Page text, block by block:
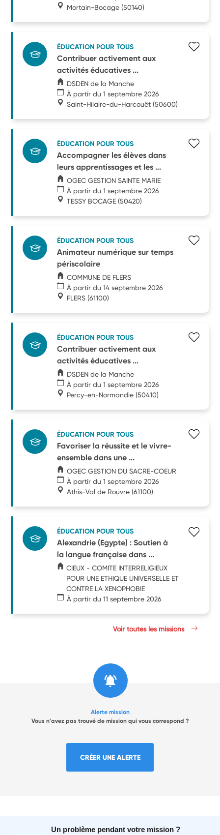
Mortain-Bocage (50140)
ÉDUCATION POUR TOUS
Contribuer activement aux
activités éducatives ...
DSDEN de la Manche
À partir du 1 septembre 2026
Saint-Hilaire-du-Harcouët (50600)
ÉDUCATION POUR TOUS
Accompagner les élèves dans
leurs apprentissages et les ...
OGEC GESTION SAINTE MARIE
À partir du 1 septembre 2026
TESSY BOCAGE (50420)
ÉDUCATION POUR TOUS
Animateur numérique sur temps
périscolaire
COMMUNE DE FLERS
À partir du 14 septembre 2026
FLERS (61100)
ÉDUCATION POUR TOUS
Contribuer activement aux
activités éducatives ...
DSDEN de la Manche
À partir du 1 septembre 2026
Percy-en-Normandie (50410)
ÉDUCATION POUR TOUS
Favoriser la réussite et le vivre-
ensemble dans une ...
OGEC GESTION DU SACRE-COEUR
À partir du 1 septembre 2026
Athis-Val de Rouvre (61100)
ÉDUCATION POUR TOUS
Alexandrie (Egypte) : Soutien à
la langue française dans ...
CIEUX - COMITE INTERRELIGIEUX
POUR UNE ETHIQUE UNIVERSELLE ET
CONTRE LA XENOPHOBIE
À partir du 11 septembre 2026
Voir toutes les missions
Alerte mission
Vous n'avez pas trouvé de mission qui vous correspond ?
CRÉER UNE ALERTE
Un problème pendant votre mission ?